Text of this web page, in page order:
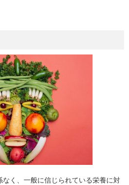
く、一般に信じられている栄養に対